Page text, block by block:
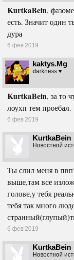
KurtkaBein,
есть. Значит один
дура
6 фев 2019
kaktys.Mg
darkness ♥
KurtkaBein, за то
лоухп тем проебал.
6 фев 2019
KurtkaBein
Новостной
Ты слил меня в
выше,там все
голове,у тебя
тебя так много
6 фев 2019
KurtkaBein
Новостной